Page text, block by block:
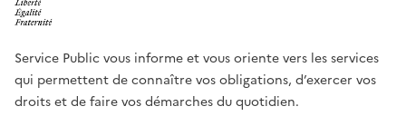
Service Public vous informe et vous oriente vers les services
qui permettent de connaître vos obligations, d’exercer vos
droits et de faire vos démarches du quotidien.